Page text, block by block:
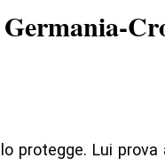
protegge. Lui